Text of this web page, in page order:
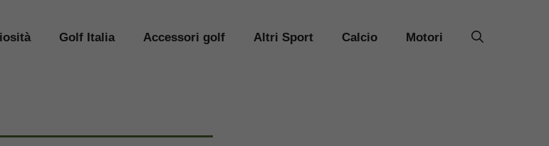
Golf Italia Accessori golf Altri Sport Calcio Motori